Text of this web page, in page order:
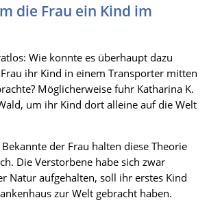
die Frau ein Kind im
Wie konnte es überhaupt dazu
ihr Kind in einem Transporter mitten
Möglicherweise fuhr Katharina K.
um ihr Kind dort alleine auf die Welt
der Frau halten diese Theorie
Die Verstorbene habe sich zwar
Natur aufgehalten, soll ihr erstes Kind
zur Welt gebracht haben.